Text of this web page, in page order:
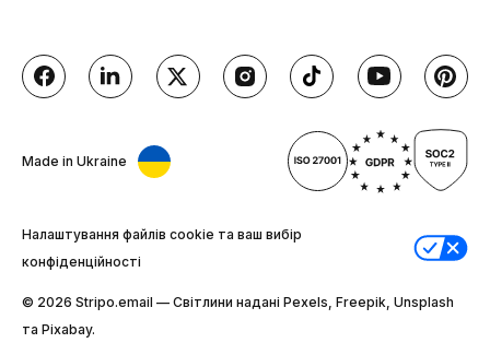
Made in Ukraine
Налаштування файлів cookie та ваш вибір
конфіденційності
© 2026 Stripо.email — Світлини надані Pexels, Freepik, Unsplash
та Pixabay.